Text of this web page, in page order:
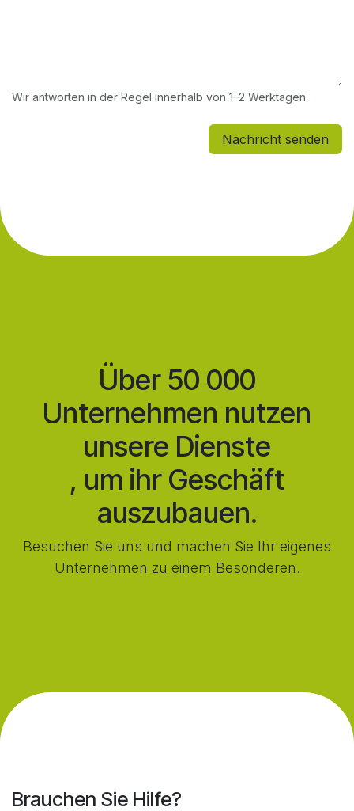
Wir antworten in der Regel innerhalb von 1–2 Werktagen.
Nachricht senden
Über 50 000
Unternehmen nutzen
unsere Dienste
, um ihr Geschäft
auszubauen.
Besuchen Sie uns und machen Sie Ihr eigenes
Unternehmen zu einem Besonderen.
Brauchen Sie Hilfe?